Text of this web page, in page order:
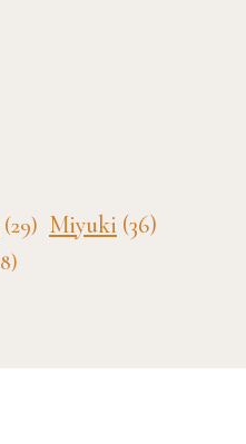
(29) Miyuki (36)